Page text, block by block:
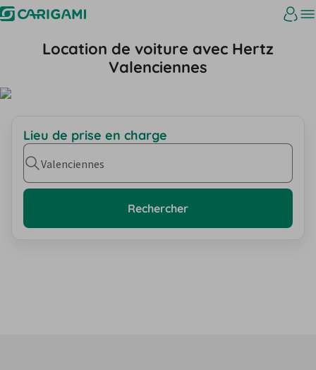
Location de voiture avec Hertz
Valenciennes
Lieu de prise en charge
Valenciennes
Rechercher